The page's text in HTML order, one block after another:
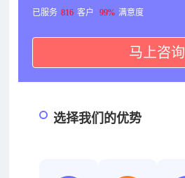
已服务 816 客户 99% 满意度
马上咨询
选择我们的优势